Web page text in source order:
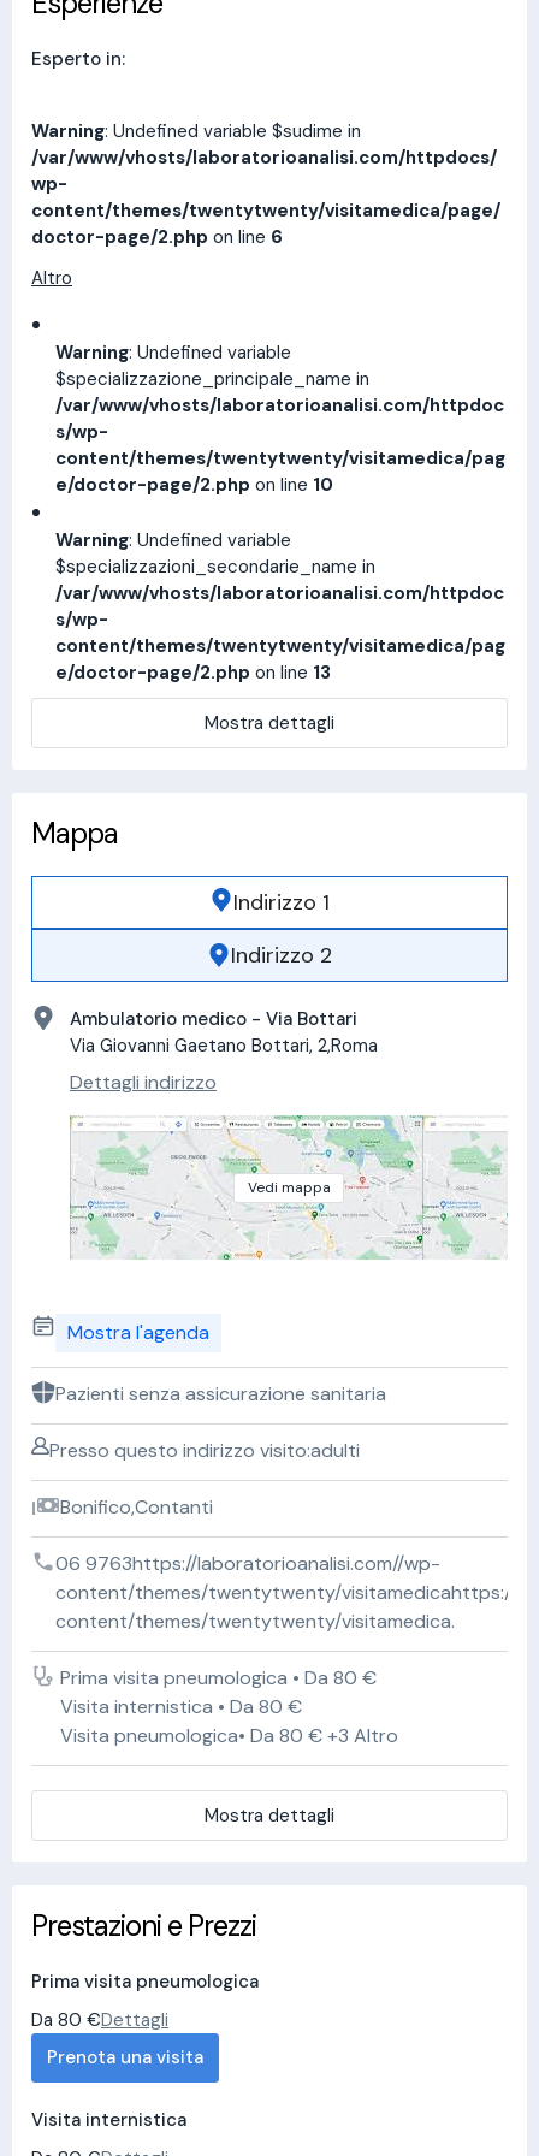
Esperto in:
Warning: Undefined variable $sudime in
/var/www/vhosts/laboratorioanalisi.com/httpdocs/
wp-
content/themes/twentytwenty/visitamedica/page/
doctor-page/2.php on line 6
Altro
Warning: Undefined variable
$specializzazione_principale_name in
/var/www/vhosts/laboratorioanalisi.com/httpdoc
s/wp-
content/themes/twentytwenty/visitamedica/pag
e/doctor-page/2.php on line 10
Warning: Undefined variable
$specializzazioni_secondarie_name in
/var/www/vhosts/laboratorioanalisi.com/httpdoc
s/wp-
content/themes/twentytwenty/visitamedica/pag
e/doctor-page/2.php on line 13
Mostra dettagli
Mappa
Indirizzo 1
Indirizzo 2
Ambulatorio medico - Via Bottari
Via Giovanni Gaetano Bottari, 2,Roma
Dettagli indirizzo
Vedi mappa
Mostra l'agenda
Pazienti senza assicurazione sanitaria
Presso questo indirizzo visito:adulti
Bonifico,Contanti
06 9763https://laboratorioanalisi.com//wp-
content/themes/twentytwenty/visitamedicahttps://
content/themes/twentytwenty/visitamedica.
Prima visita pneumologica • Da 80 €
Visita internistica • Da 80 €
Visita pneumologica• Da 80 € +3 Altro
Mostra dettagli
Prestazioni e Prezzi
Prima visita pneumologica
Da 80 €Dettagli
Prenota una visita
Visita internistica